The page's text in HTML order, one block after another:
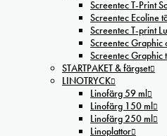
Screentec T-Print
Screentec Ecoline
Screentec T-print
Screentec Graphic
Screentec Graphic
STARTPAKET & färgset
LINOTRYCK
Linofärg 59 ml
Linofärg 150 ml
Linofärg 250 ml
Linoplattor